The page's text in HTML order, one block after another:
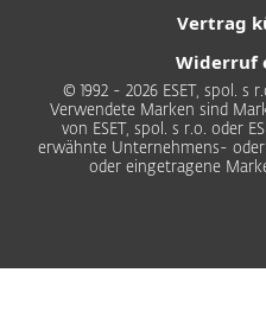
Vertrag
Widerruf
© 1992 - 2026 ESET, spol. s
Verwendete Marken sind
von ESET, spol. s r.o. oder
erwähnte Unternehmens-
oder eingetragene